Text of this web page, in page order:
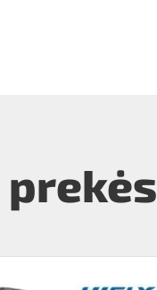
prekės